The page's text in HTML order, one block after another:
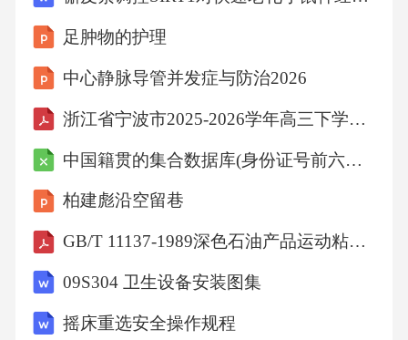
意义：-提高企业安全管理水平；-降低事故发生
率；-提升企业竞争力；-规范企业安全生产行
为。4.安全生产培训的目的和内容：-目的：提
高员工安全意识和技能；-内容：安全生产法律
法规、操作规程、事故案例分析、应急处理
等。五、应用题1.事故调查处理步骤：-立即停
织事故调查组；-分析事故原因；-追究责任；-
制定预防措施。2.仓库安全管理措施：-设置消
防设施；-定期检查电气线路；-限制火源进
足肿物的护理
中心静脉导管并发症与防治2026
浙江省宁波市2025-2026学年高三下学期高考模拟考试英语+答案
中国籍贯的集合数据库(身份证号前六位籍贯对照表)
柏建彪沿空留巷
GB/T 11137-1989深色石油产品运动粘度测定法(逆流法)和动力粘度计算法
09S304 卫生设备安装图集
摇床重选安全操作规程